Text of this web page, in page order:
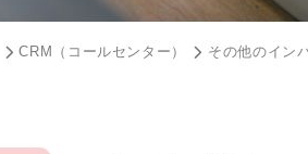
CRM（コールセンター） その他のイン